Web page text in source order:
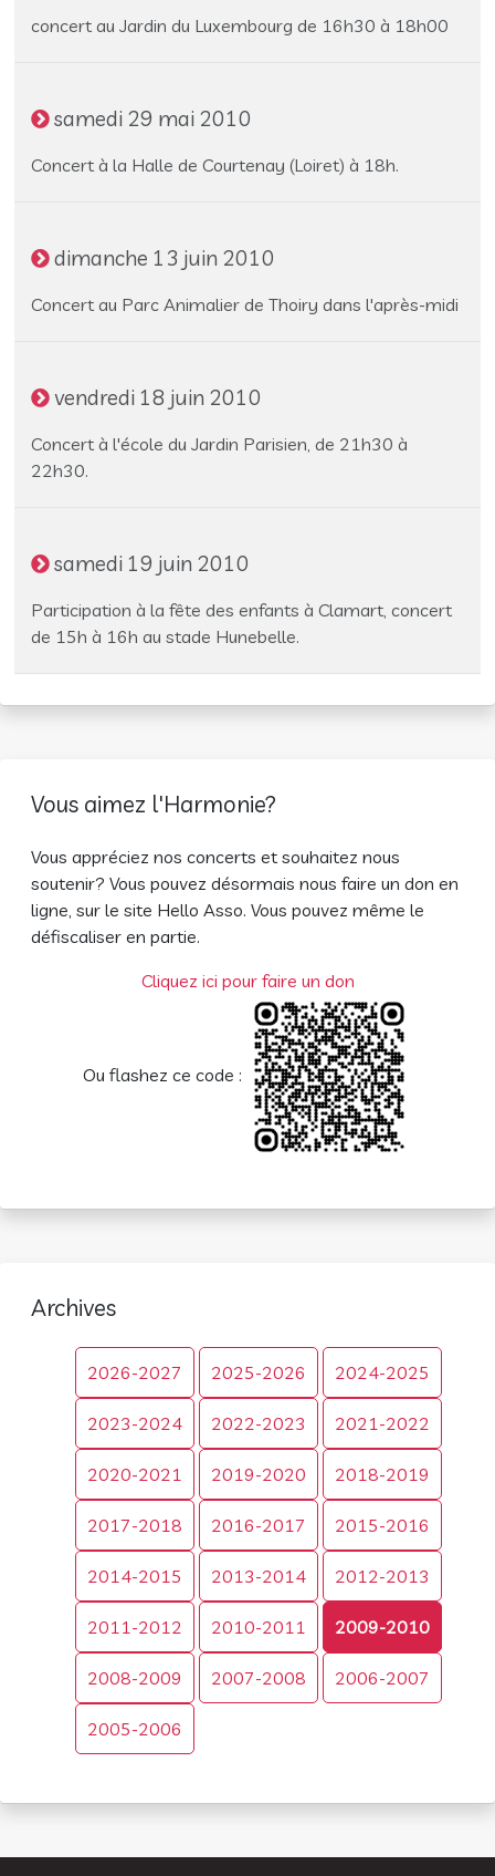
concert au Jardin du Luxembourg de 16h30 à 18h00
samedi 29 mai 2010
Concert à la Halle de Courtenay (Loiret) à 18h.
dimanche 13 juin 2010
Concert au Parc Animalier de Thoiry dans l'après-midi
vendredi 18 juin 2010
Concert à l'école du Jardin Parisien, de 21h30 à
22h30.
samedi 19 juin 2010
Participation à la fête des enfants à Clamart, concert
de 15h à 16h au stade Hunebelle.
Vous aimez l'Harmonie?
Vous appréciez nos concerts et souhaitez nous
soutenir? Vous pouvez désormais nous faire un don en
ligne, sur le site Hello Asso. Vous pouvez même le
défiscaliser en partie.
Cliquez ici pour faire un don
Ou flashez ce code :
Archives
2026-2027 2025-2026 2024-2025
2023-2024 2022-2023 2021-2022
2020-2021 2019-2020 2018-2019
2017-2018 2016-2017 2015-2016
2014-2015 2013-2014 2012-2013
2011-2012 2010-2011 2009-2010
2008-2009 2007-2008 2006-2007
2005-2006